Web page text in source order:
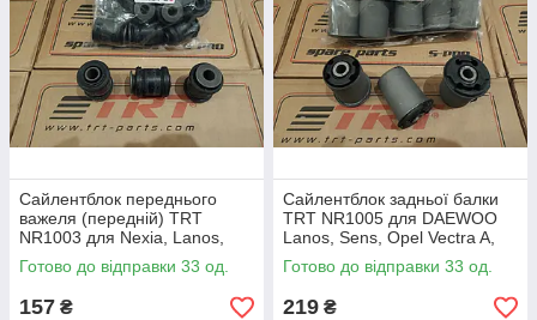
2018 року компаніяTRTосвоїла високотехнологічне
виробництво гумових виробів для автопрому. Високоякісна
сировина, що ведуть світових виробників, використовувана в
корейських рецептурах гумових деталей компаніїTRT
змогу поліпшити показники пом'якшення коливання
підвіски.
Завдяки сучасній високотехнологічній лінії для замішування
сирої гуми, ми отримуємо вихідну сировину, що відповідає
вимогам конвеєрних постачаннях світових автовиробників.
Сайлентблок переднього
важеля (передній) TRT
NR1003 для Nexia, Lanos,
Sens, Opel Kadett
Готово до відправки 33 од.
157 ₴
Сайлентблок задньої балки
TRT NR1005 для DAEWOO
Lanos, Sens, Opel Vectra A,
Ascona, Kadett
Готово до відправки 33 од.
219 ₴